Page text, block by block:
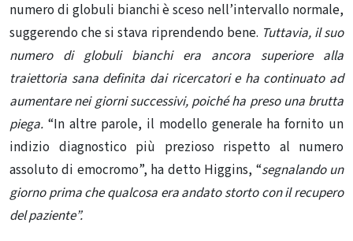
numero di globuli bianchi è sceso nell’intervallo normale,
suggerendo che si stava riprendendo bene. Tuttavia, il suo
numero di globuli bianchi era ancora superiore alla
traiettoria sana definita dai ricercatori e ha continuato ad
aumentare nei giorni successivi, poiché ha preso una brutta
piega. “In altre parole, il modello generale ha fornito un
indizio diagnostico più prezioso rispetto al numero
assoluto di emocromo”, ha detto Higgins, “segnalando un
giorno prima che qualcosa era andato storto con il recupero
del paziente”.